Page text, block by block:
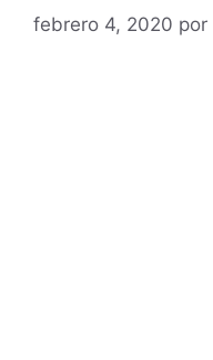
febrero 4, 2020 por